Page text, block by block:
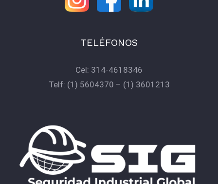
TELÉFONOS
Cel: 314-4618346
Telf: (1) 5604370 – (1) 3601213